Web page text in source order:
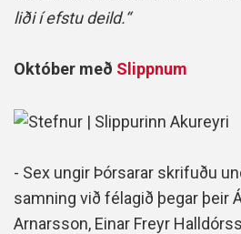
liði í efstu deild.“
Október með Slippnum
- Sex ungir Þórsarar skrifuðu
samning við félagið þegar þeir
Arnarsson, Einar Freyr